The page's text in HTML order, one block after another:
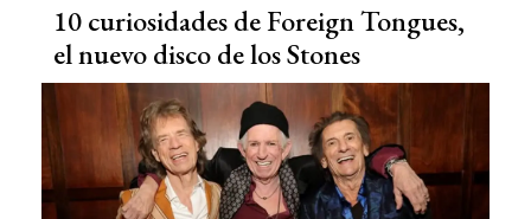
10 curiosidades de Foreign Tongues,
el nuevo disco de los Stones